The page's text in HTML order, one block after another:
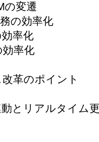
変遷
の効率化
率化
率化
革のポイント
リアルタイム